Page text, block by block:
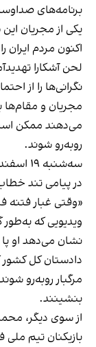
برنامه‌های
یکی از مجریان
اکنون مردم
لحن آشکارا
نگرانی‌ها را از
مجریان و
می‌دهند ممکن است
روبه‌رو شوند.
در پیامی تند
«وقتی غبار فتنه
ویدیویی که
نشان می‌دهد او پا
دادستان کل
مرگبار روبه‌رو
بنشینند.
از سوی دیگر،
بازیکنان تیم ملی